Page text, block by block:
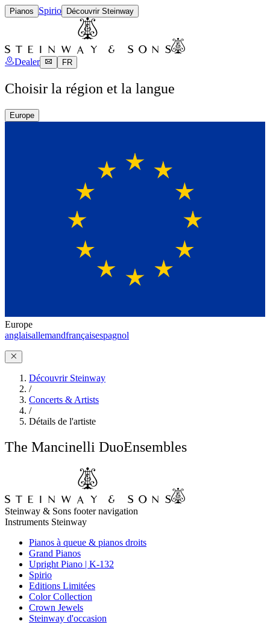
Pianos Spirio Découvrir Steinway
Dealer FR
Choisir la région et la langue
Europe
Europe
anglaisallemandfrançaisespagnol
Découvrir Steinway
/
Concerts & Artists
/
Détails de l'artiste
The Mancinelli DuoEnsembles
Steinway & Sons footer navigation
Instruments Steinway
Pianos à queue & pianos droits
Grand Pianos
Upright Piano | K-132
Spirio
Editions Limitées
Color Collection
Crown Jewels
Steinway d'occasion